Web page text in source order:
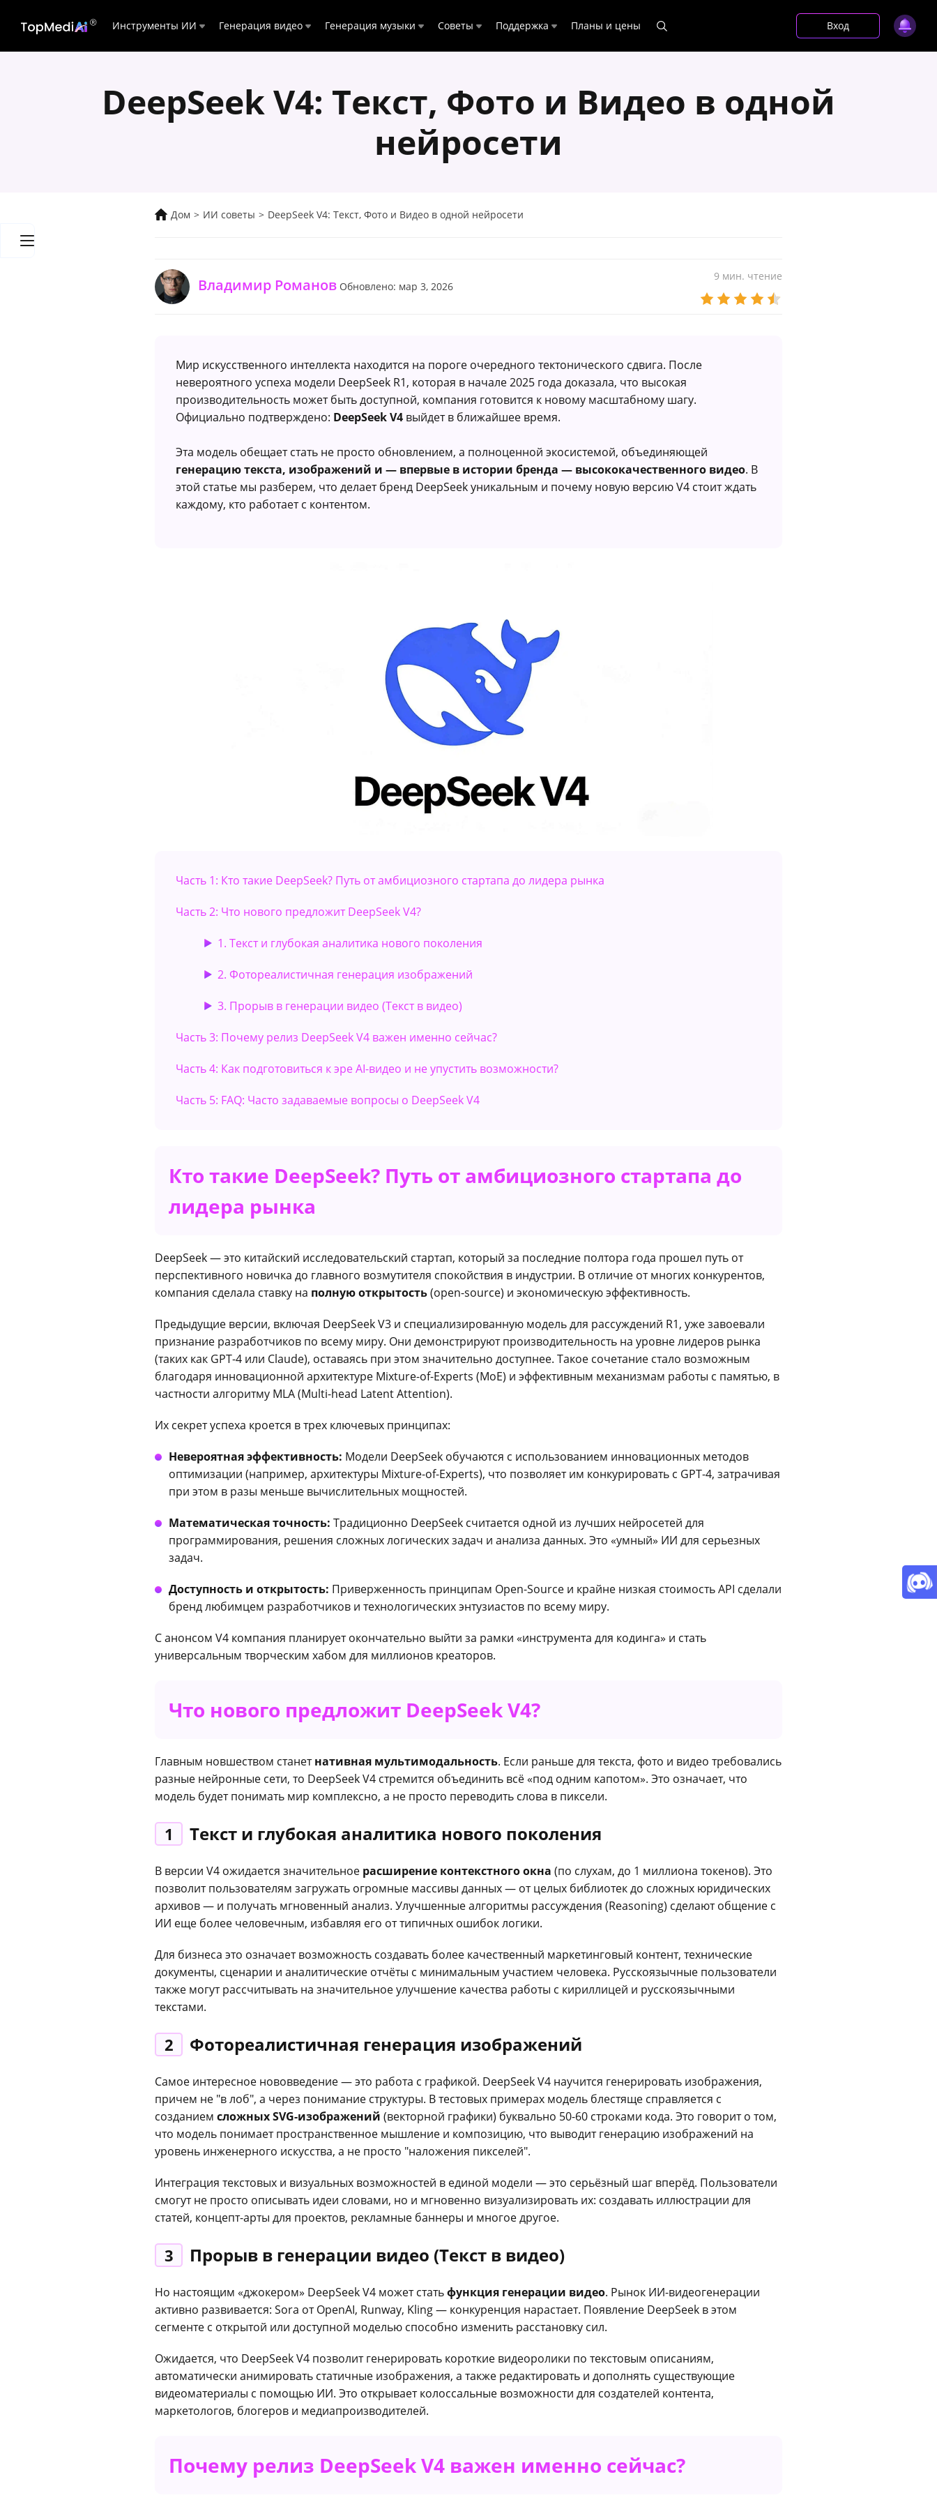
Инструменты ИИ Генерация видео Генерация музыки Советы Поддержка Планы и цены Вход
DeepSeek V4: Текст, Фото и Видео в одной
нейросети
Дом > ИИ советы > DeepSeek V4: Текст, Фото и Видео в одной нейросети
Владимир Романов Обновлено: мар 3, 2026
9 мин. чтение
Мир искусственного интеллекта находится на пороге очередного тектонического сдвига. После
невероятного успеха модели DeepSeek R1, которая в начале 2025 года доказала, что высокая
производительность может быть доступной, компания готовится к новому масштабному шагу.
Официально подтверждено: DeepSeek V4 выйдет в ближайшее время.
Эта модель обещает стать не просто обновлением, а полноценной экосистемой, объединяющей
генерацию текста, изображений и — впервые в истории бренда — высококачественного видео. В
этой статье мы разберем, что делает бренд DeepSeek уникальным и почему новую версию V4 стоит ждать
каждому, кто работает с контентом.
Часть 1: Кто такие DeepSeek? Путь от амбициозного стартапа до лидера рынка
Часть 2: Что нового предложит DeepSeek V4?
1. Текст и глубокая аналитика нового поколения
2. Фотореалистичная генерация изображений
3. Прорыв в генерации видео (Текст в видео)
Часть 3: Почему релиз DeepSeek V4 важен именно сейчас?
Часть 4: Как подготовиться к эре AI-видео и не упустить возможности?
Часть 5: FAQ: Часто задаваемые вопросы о DeepSeek V4
Кто такие DeepSeek? Путь от амбициозного стартапа до
лидера рынка
DeepSeek — это китайский исследовательский стартап, который за последние полтора года прошел путь от
перспективного новичка до главного возмутителя спокойствия в индустрии. В отличие от многих конкурентов,
компания сделала ставку на полную открытость(open-source) и экономическую эффективность.
Предыдущие версии, включая DeepSeek V3 и специализированную модель для рассуждений R1, уже завоевали
признание разработчиков по всему миру. Они демонстрируют производительность на уровне лидеров рынка
(таких как GPT-4 или Claude), оставаясь при этом значительно доступнее. Такое сочетание стало возможным
благодаря инновационной архитектуре Mixture-of-Experts (MoE) и эффективным механизмам работы с памятью, в
частности алгоритму MLA (Multi-head Latent Attention).
Их секрет успеха кроется в трех ключевых принципах:
Невероятная эффективность: Модели DeepSeek обучаются с использованием инновационных методов
оптимизации (например, архитектуры Mixture-of-Experts), что позволяет им конкурировать с GPT-4, затрачивая
при этом в разы меньше вычислительных мощностей.
Математическая точность: Традиционно DeepSeek считается одной из лучших нейросетей для
программирования, решения сложных логических задач и анализа данных. Это «умный» ИИ для серьезных
задач.
Доступность и открытость: Приверженность принципам Open-Source и крайне низкая стоимость API сделали
бренд любимцем разработчиков и технологических энтузиастов по всему миру.
С анонсом V4 компания планирует окончательно выйти за рамки «инструмента для кодинга» и стать
универсальным творческим хабом для миллионов креаторов.
Что нового предложит DeepSeek V4?
Главным новшеством станетнативная мультимодальность. Если раньше для текста, фото и видео требовались
разные нейронные сети, то DeepSeek V4 стремится объединить всё «под одним капотом». Это означает, что
модель будет понимать мир комплексно, а не просто переводить слова в пиксели.
1 Текст и глубокая аналитика нового поколения
В версии V4 ожидается значительное расширение контекстного окна (по слухам, до 1 миллиона токенов). Это
позволит пользователям загружать огромные массивы данных — от целых библиотек до сложных юридических
архивов — и получать мгновенный анализ. Улучшенные алгоритмы рассуждения (Reasoning) сделают общение с
ИИ еще более человечным, избавляя его от типичных ошибок логики.
Для бизнеса это означает возможность создавать более качественный маркетинговый контент, технические
документы, сценарии и аналитические отчёты с минимальным участием человека. Русскоязычные пользователи
также могут рассчитывать на значительное улучшение качества работы с кириллицей и русскоязычными
текстами.
2 Фотореалистичная генерация изображений
Самое интересное нововведение — это работа с графикой. DeepSeek V4 научится генерировать изображения,
причем не "в лоб", а через понимание структуры. В тестовых примерах модель блестяще справляется с
созданием сложных SVG-изображений (векторной графики) буквально 50-60 строками кода. Это говорит о том,
что модель понимает пространственное мышление и композицию, что выводит генерацию изображений на
уровень инженерного искусства, а не просто "наложения пикселей".
Интеграция текстовых и визуальных возможностей в единой модели — это серьёзный шаг вперёд. Пользователи
смогут не просто описывать идеи словами, но и мгновенно визуализировать их: создавать иллюстрации для
статей, концепт-арты для проектов, рекламные баннеры и многое другое.
3 Прорыв в генерации видео (Текст в видео)
Но настоящим «джокером» DeepSeek V4 может статьфункция генерации видео. Рынок ИИ-видеогенерации
активно развивается: Sora от OpenAI, Runway, Kling — конкуренция нарастает. Появление DeepSeek в этом
сегменте с открытой или доступной моделью способно изменить расстановку сил.
Ожидается, что DeepSeek V4 позволит генерировать короткие видеоролики по текстовым описаниям,
автоматически анимировать статичные изображения, а также редактировать и дополнять существующие
видеоматериалы с помощью ИИ. Это открывает колоссальные возможности для создателей контента,
маркетологов, блогеров и медиапроизводителей.
Почему релиз DeepSeek V4 важен именно сейчас?